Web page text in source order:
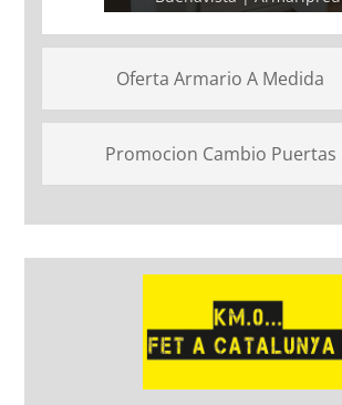
Oferta Armario A Medida
Promocion Cambio Puertas